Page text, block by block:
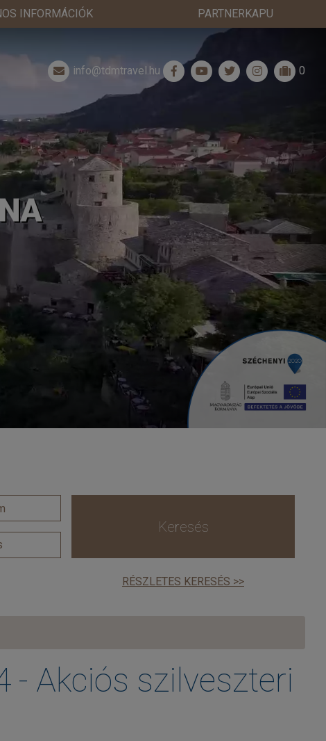
INFORMÁCIÓK PARTNERKAPU
info@tdmtravel.hu 0
Keresés
RÉSZLETES KERESÉS >>
- Akciós szilveszteri